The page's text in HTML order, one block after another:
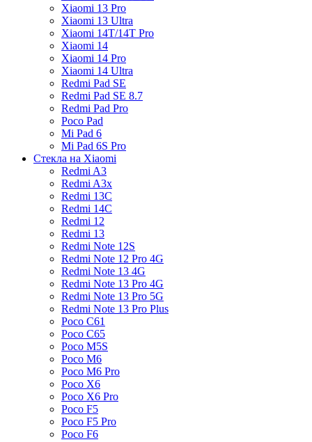
Xiaomi 13 Pro
Xiaomi 13 Ultra
Xiaomi 14T/14T Pro
Xiaomi 14
Xiaomi 14 Pro
Xiaomi 14 Ultra
Redmi Pad SE
Redmi Pad SE 8.7
Redmi Pad Pro
Poco Pad
Mi Pad 6
Mi Pad 6S Pro
Стекла на Xiaomi
Redmi A3
Redmi A3x
Redmi 13C
Redmi 14C
Redmi 12
Redmi 13
Redmi Note 12S
Redmi Note 12 Pro 4G
Redmi Note 13 4G
Redmi Note 13 Pro 4G
Redmi Note 13 Pro 5G
Redmi Note 13 Pro Plus
Poco C61
Poco C65
Poco M5S
Poco M6
Poco M6 Pro
Poco X6
Poco X6 Pro
Poco F5
Poco F5 Pro
Poco F6